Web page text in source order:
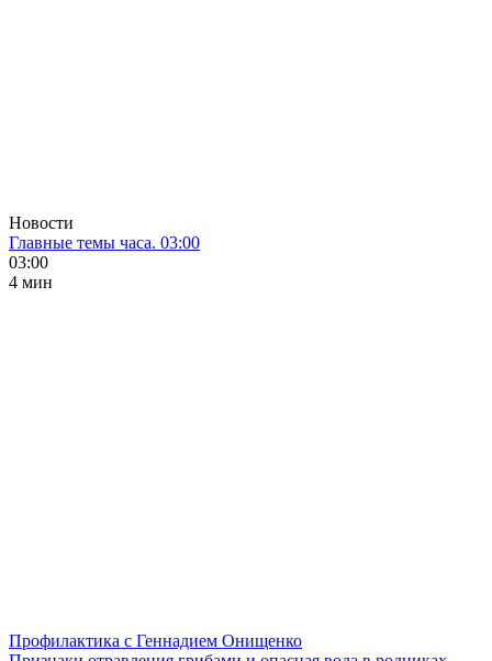
Новости
Главные темы часа. 03:00
03:00
4 мин
Профилактика с Геннадием Онищенко